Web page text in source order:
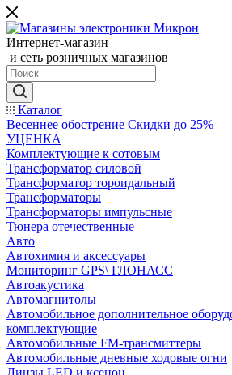
Интернет-магазин
и сеть розничных магазинов
Каталог
Весеннее обострение Скидки до 25%
УЦЕНКА
Комплектующие к сотовым
Трансформатор силовой
Трансформатор тороидальный
Трансформаторы
Трансформаторы импульсные
Тюнера отечественные
Авто
Автохимия и аксессуары
Мониторинг GPS\ ГЛОНАСС
Автоакустика
Автомагнитолы
Автомобильное дополнительное
комплектующие
Автомобильные FM-трансмиттеры
Автомобильные дневные ходовые огни
Линзы LED и ксенон